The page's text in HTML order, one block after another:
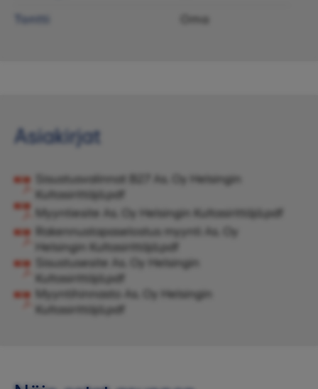
Tontti
Oma
Asiakirjat
Sisustusvalinnat B27 As. Oy Helsingin
Kultasirittäjä.pdf
Myyntiesite As. Oy Helsingin Kultasirittäjä.pdf
Rakennustapaselostus myynti As. Oy
Helsingin Kultasirittäjä.pdf
Sisustusesite As. Oy Helsingin
Kultasirittäjä.pdf
Myyntihinnasto As. Oy Helsingin
Kultasirittäjä.pdf